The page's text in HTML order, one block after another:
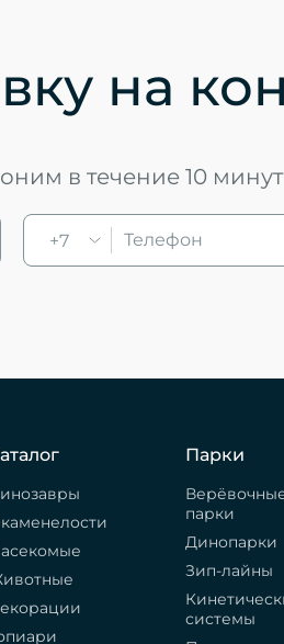
на
в течение 10 минут
+7
Парки
парки
Динопарки
Зип-лайны
системы